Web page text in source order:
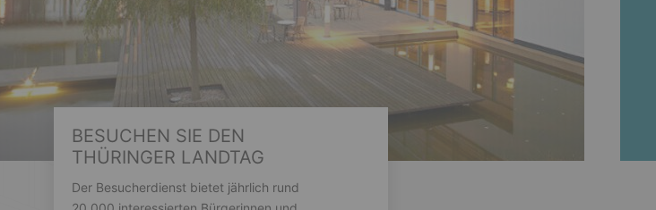
BESUCHEN SIE DEN
THÜRINGER LANDTAG
Der Besucherdienst bietet jährlich rund